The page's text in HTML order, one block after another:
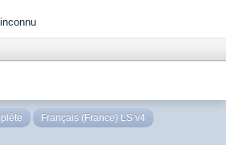
Français (France) LS v4